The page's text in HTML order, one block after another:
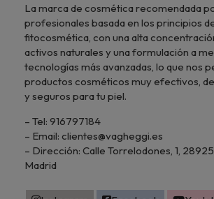
La marca de cosmética recomendada
profesionales basada en los principios
fitocosmética, con una alta
activos naturales y una formulación a
tecnologías más avanzadas, lo que nos
productos cosméticos muy efectivos,
y seguros para tu piel.
– Tel: 916797184
– Email: clientes@vagheggi.es
– Dirección: Calle Torrelodones, 1,
Madrid